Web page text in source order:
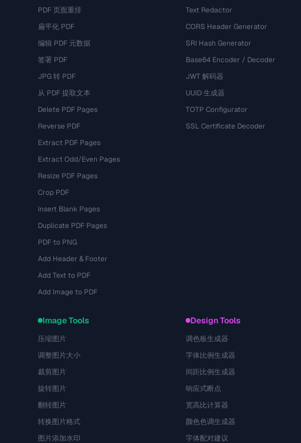
PDF 页面重排
扁平化 PDF
编辑 PDF 元数据
签署 PDF
JPG 转 PDF
从 PDF 提取文本
Delete PDF Pages
Reverse PDF
Extract PDF Pages
Extract Odd/Even Pages
Resize PDF Pages
Crop PDF
Insert Blank Pages
Duplicate PDF Pages
PDF to PNG
Add Header & Footer
Add Text to PDF
Add Image to PDF
Text Redactor
CORS Header Generator
SRI Hash Generator
Base64 Encoder / Decoder
JWT 解码器
UUID 生成器
TOTP Configurator
SSL Certificate Decoder
Image Tools
压缩图片
调整图片大小
裁剪图片
旋转图片
翻转图片
转换图片格式
图片添加水印
Design Tools
调色板生成器
字体比例生成器
间距比例生成器
响应式断点
宽高比计算器
颜色色调生成器
字体配对建议